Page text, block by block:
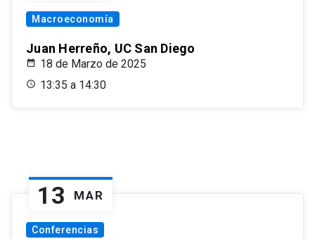
Macroeconomía
Juan Herreño, UC San Diego
18 de Marzo de 2025
13:35 a 14:30
13 MAR
Conferencias